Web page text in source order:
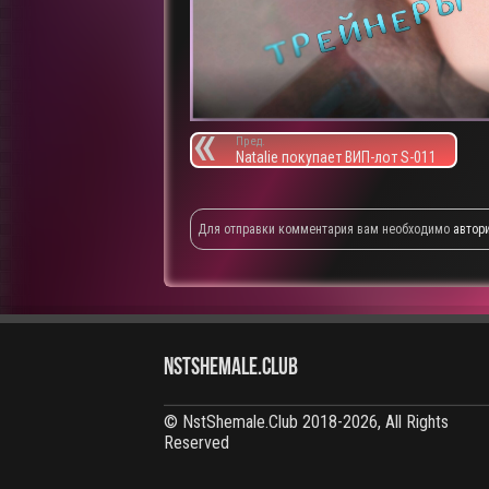
Пред.
Natalie покупает ВИП-лот S-011
Для отправки комментария вам необходимо
NstShemale.Club
© NstShemale.Club 2018-2026, All Rights
Reserved